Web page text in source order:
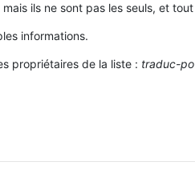
ils ne sont pas les seuls, et
informations.
propriétaires de la liste : traduc-